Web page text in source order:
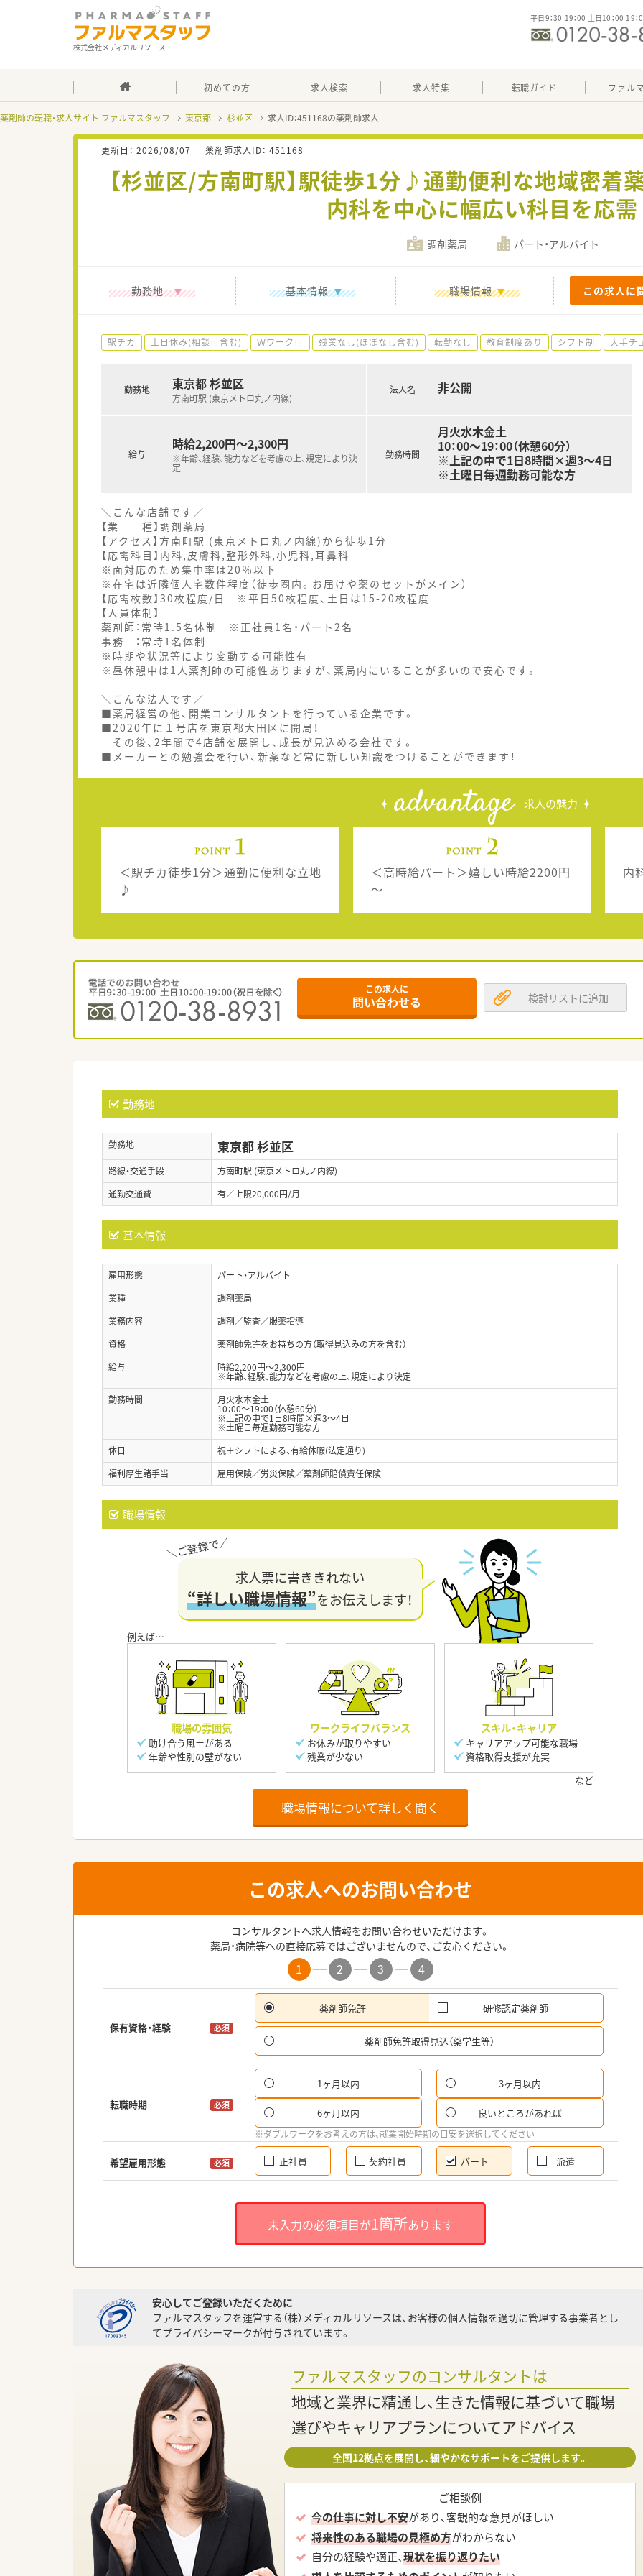
株式会社メディカルリソース
平日9：30-19：00 土日10：00-19：
初めての方 求人検索 求人特集 転職ガイド ファル
薬剤師の転職・求人サイト ファルマスタッフ 東京都 杉並区 求人ID：451168の薬剤師求人
更新日： 2026/08/07 薬剤師求人ID： 451168
【杉並区/方南町駅】駅徒歩1分♪通勤便利な地域密着
内科を中心に幅広い科目を応需
調剤薬局 パート・アルバイト
勤務地 基本情報 職場情報 この求人に
駅チカ 土日休み(相談可含む) Ｗワーク可 残業なし(ほぼなし含む) 転勤なし 教育制度あり シフト制 大手チ
勤務地 東京都 杉並区
方南町駅 (東京メトロ丸ノ内線)
給与
時給2,200円～2,300円
※年齢、経験、能力などを考慮の上、規定により決
定
法人名 非公開
勤務時間
月火水木金土
10：00～19：00（休憩60分）
※上記の中で1日8時間×週3～4日
※土曜日毎週勤務可能な方
＼こんな店舗です／
【業 種】調剤薬局
【アクセス】方南町駅 (東京メトロ丸ノ内線)から徒歩1分
【応需科目】内科,皮膚科,整形外科,小児科,耳鼻科
※面対応のため集中率は20％以下
※在宅は近隣個人宅数件程度（徒歩圏内。お届けや薬のセットがメイン）
【応需枚数】30枚程度/日 ※平日50枚程度、土日は15-20枚程度
【人員体制】
薬剤師：常時1.5名体制 ※正社員1名・パート2名
事務 ：常時1名体制
※時期や状況等により変動する可能性有
※昼休憩中は1人薬剤師の可能性ありますが、薬局内にいることが多いので安心です。
＼こんな法人です／
■薬局経営の他、開業コンサルタントを行っている企業です。
■2020年に１号店を東京都大田区に開局！
その後、2年間で4店舗を展開し、成長が見込める会社です。
■メーカーとの勉強会を行い、新薬など常に新しい知識をつけることができます！
advantage 求人の魅力
＜駅チカ徒歩1分＞通勤に便利な立地
♪
＜高時給パート＞嬉しい時給2200円
～
内
この求人に
問い合わせる 検討リストに追加
勤務地
勤務地 東京都 杉並区
路線・交通手段
方南町駅 (東京メトロ丸ノ内線)
通勤交通費
有／上限20,000円/月
基本情報
雇用形態
パート・アルバイト
業種
調剤薬局
業務内容
調剤／監査／服薬指導
資格
薬剤師免許をお持ちの方（取得見込みの方を含む）
給与
時給2,200円～2,300円
※年齢、経験、能力などを考慮の上、規定により決定
勤務時間
月火水木金土
10：00～19：00（休憩60分）
※上記の中で1日8時間×週3～4日
※土曜日毎週勤務可能な方
休日
祝＋シフトによる、有給休暇(法定通り)
福利厚生諸手当
雇用保険／労災保険／薬剤師賠償責任保険
職場情報
求人票に書ききれない
“詳しい職場情報”をお伝えします！
職場の雰囲気
助け合う風土がある
年齢や性別の壁がない
ワークライフバランス
お休みが取りやすい
残業が少ない
スキル・キャリア
キャリアアップ可能な職場
資格取得支援が充実
職場情報について詳しく聞く
この求人へのお問い合わせ
コンサルタントへ求人情報をお問い合わせいただけます。
薬局・病院等への直接応募ではございませんので、ご安心ください。
1 2 3 4
保有資格・経験 必須
薬剤師免許 研修認定薬剤師
薬剤師免許取得見込（薬学生等）
転職時期 必須
1ヶ月以内 3ヶ月以内
6ヶ月以内 良いところがあれば
※ダブルワークをお考えの方は、就業開始時期の目安を選択してください
希望雇用形態 必須 正社員 契約社員 パート 派遣
未入力の必須項目が1箇所あります
安心してご登録いただくために
ファルマスタッフを運営する（株）メディカルリソースは、お客様の個人情報を適切に管理する事業者とし
てプライバシーマークが付与されています。
ファルマスタッフのコンサルタントは
地域と業界に精通し、生きた情報に基づいて職場
選びやキャリアプランについてアドバイス
全国12拠点を展開し、細やかなサポートをご提供します。
ご相談例
今の仕事に対し不安があり、客観的な意見がほしい
将来性のある職場の見極め方がわからない
自分の経験や適正、現状を振り返りたい